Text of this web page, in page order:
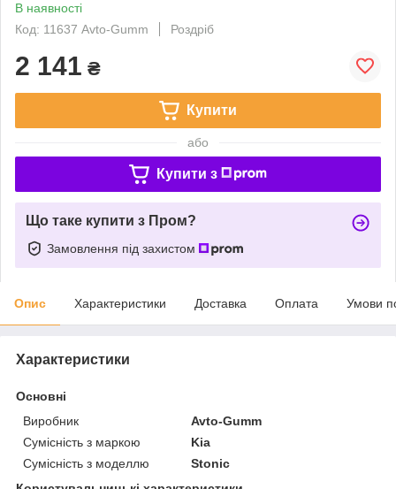
В наявності
Код: 11637 Avto-Gumm
Роздріб
2 141 ₴
Купити
або
Купити з
Що таке купити з Пром?
Замовлення під захистом
Опис Характеристики Доставка Оплата Умови
Характеристики
Основні
Виробник
Avto-Gumm
Сумісність з маркою
Kia
Сумісність з моделлю
Stonic